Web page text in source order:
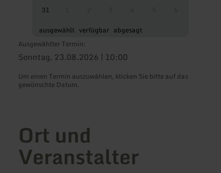
31
ausgewählt verfügbar abgesagt
Ausgewählter Termin:
Sonntag, 23.08.2026 | 10:00
Um einen Termin auszuwählen, klicken Sie bitte auf das
gewünschte Datum.
Ort und
Veranstalter